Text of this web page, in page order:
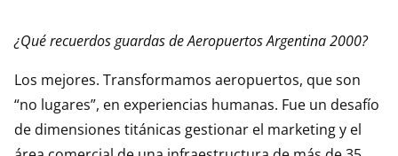
¿Qué recuerdos guardas de Aeropuertos Argentina 2000?
Los mejores. Transformamos aeropuertos, que son
“no lugares”, en experiencias humanas. Fue un desafío
de dimensiones titánicas gestionar el marketing y el